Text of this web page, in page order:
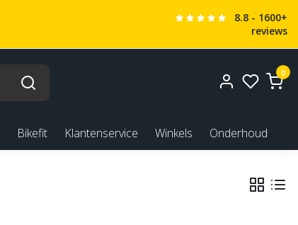
8.8 - 1600+
reviews
0
Bikefit Klantenservice Winkels Onderhoud